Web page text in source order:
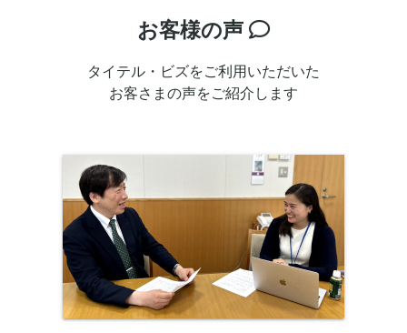
お客様の声
タイテル・ビズをご利用いただいた
お客さまの声をご紹介します